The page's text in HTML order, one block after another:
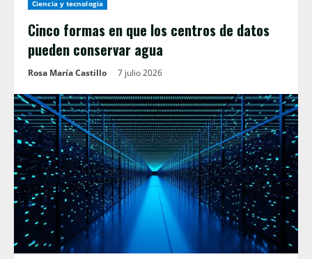
Ciencia y tecnologia
Cinco formas en que los centros de datos
pueden conservar agua
Rosa María Castillo 7 julio 2026